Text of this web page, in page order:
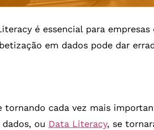
é essencial para
em dados pode dar
tornando cada vez mais
ou Data Literacy, se